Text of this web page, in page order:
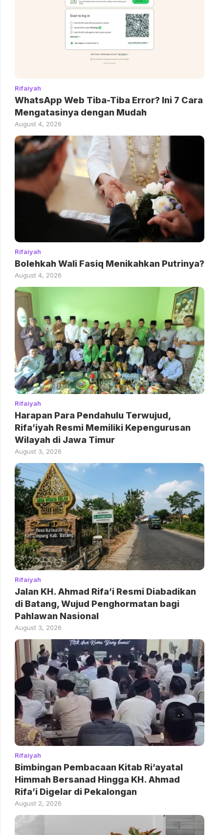
Rifaiyah
WhatsApp Web Tiba-Tiba Error? Ini 7 Cara
Mengatasinya dengan Mudah
August 4, 2026
Rifaiyah
Bolehkah Wali Fasiq Menikahkan Putrinya?
August 4, 2026
Rifaiyah
Harapan Para Pendahulu Terwujud,
Rifa’iyah Resmi Memiliki Kepengurusan
Wilayah di Jawa Timur
August 3, 2026
Rifaiyah
Jalan KH. Ahmad Rifa’i Resmi Diabadikan
di Batang, Wujud Penghormatan bagi
Pahlawan Nasional
August 3, 2026
Rifaiyah
Bimbingan Pembacaan Kitab Ri’ayatal
Himmah Bersanad Hingga KH. Ahmad
Rifa’i Digelar di Pekalongan
August 2, 2026